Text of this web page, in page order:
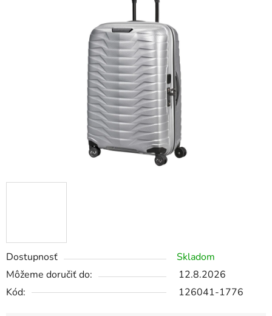
Dostupnosť
Skladom
Môžeme doručiť do:
12.8.2026
Kód:
126041-1776